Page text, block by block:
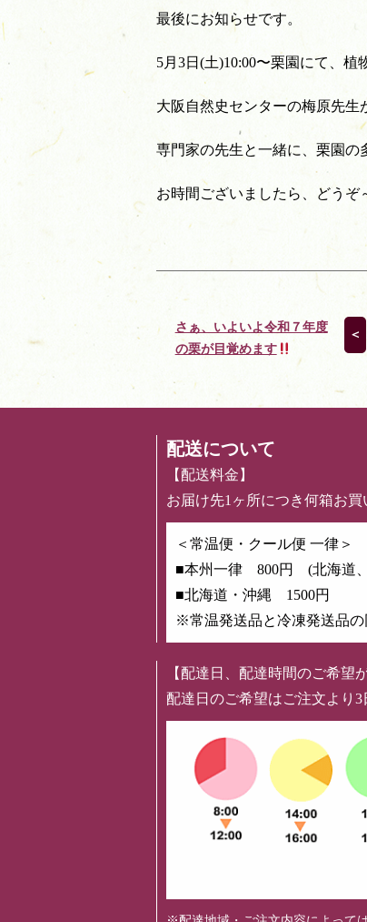
最後にお知らせです。
5月3日(土)10:00〜栗園にて、植
大阪自然史センターの梅原先生
専門家の先生と一緒に、栗園の
お時間ございましたら、どうぞ
さぁ、いよいよ令和７年度
の栗が目覚めます
＜
配送について
【配送料金】
お届け先1ヶ所につき何箱お買
＜常温便・クール便 一律＞
■本州一律 800円 (北海道
■北海道・沖縄 1500円
※常温発送品と冷凍発送品の
【配達日、配達時間のご希望
配達日のご希望はご注文より3